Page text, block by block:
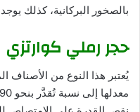
بالصخور البركانية، كذلك
حجر رملي كوارتزي
يُعتبر هذا النوع من الأصناف